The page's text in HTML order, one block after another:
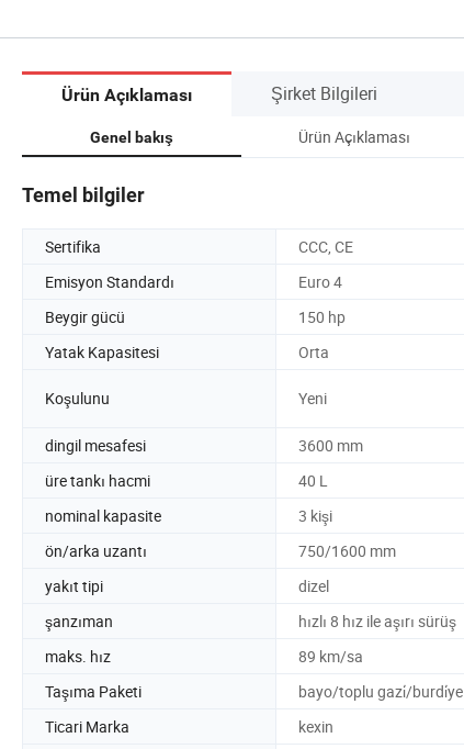
Ürün Açıklaması Şirket Bilgileri
Genel bakış Ürün Açıklaması
Temel bilgiler
Sertifika CCC, CE
Emisyon Standardı
Euro 4
Beygir gücü
150 hp
Yatak Kapasitesi
Orta
Koşulunu Yeni
dingil mesafesi
3600 mm
üre tankı hacmi
40 L
nominal kapasite
3 kişi
ön/arka uzantı
750/1600 mm
yakıt tipi
dizel
şanzıman
hızlı 8 hız ile aşırı sürüş
maks. hız
89 km/sa
Taşıma Paketi
bayo/toplu gazi̇/burdi̇ye
Ticari Marka
kexin